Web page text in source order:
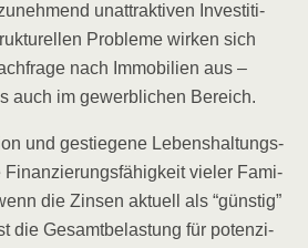
unat­trak­ti­ven Inves­ti­ti­
Pro­ble­me wir­ken sich
nach Immo­bi­li­en aus –
auch im gewerb­li­chen Bereich.
und gestie­ge­ne Lebens­hal­tungs­
Finan­zie­rungs­fä­hig­keit vie­ler Fami­
die Zin­sen aktu­ell als “güns­tig”
die Gesamt­be­las­tung für poten­zi­